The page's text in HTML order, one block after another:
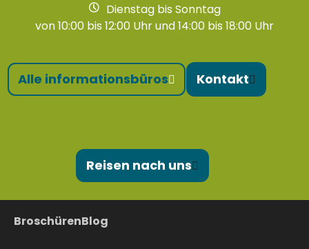
Dienstag bis Sonntag
von 10:00 bis 12:00 Uhr und 14:00 bis 18:00 Uhr
Alle informationsbüros Kontakt
Reisen nach uns
BroschürenBlog